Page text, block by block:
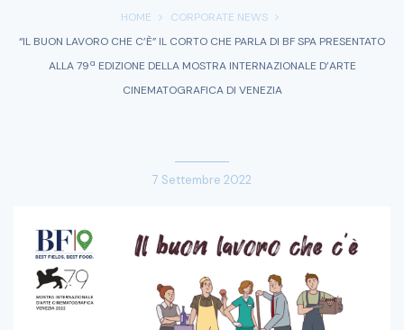
HOME
CORPORATE NEWS
“IL BUON LAVORO CHE C’È” IL CORTO CHE PARLA DI BF SPA PRESENTATO
ALLA 79ª EDIZIONE DELLA MOSTRA INTERNAZIONALE D’ARTE
CINEMATOGRAFICA DI VENEZIA
7 Settembre 2022